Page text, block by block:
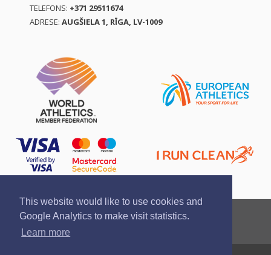
This website would like to use cookies and
Google Analytics to make visit statistics.
Learn more
TELEFONS: +371 29511674
ADRESE: AUGŠIELA 1, RĪGA, LV-1009
Ziņo par pārkāpumu
Privātuma politika
Pirkšanas un atgriešanas noteikumi